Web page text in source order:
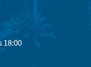
18:00